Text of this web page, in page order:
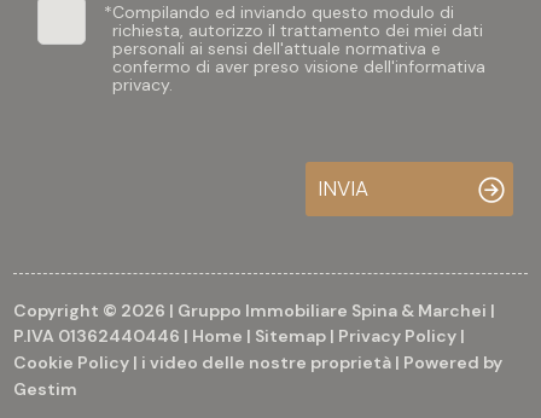
*Compilando ed inviando questo modulo di
richiesta, autorizzo il trattamento dei miei dati
personali ai sensi dell'attuale normativa e
confermo di aver preso visione dell'informativa
privacy.
INVIA
Copyright © 2026 | Gruppo Immobiliare Spina & Marchei |
P.IVA 01362440446 | Home | Sitemap | Privacy Policy |
Cookie Policy | i video delle nostre proprietà | Powered by
Gestim